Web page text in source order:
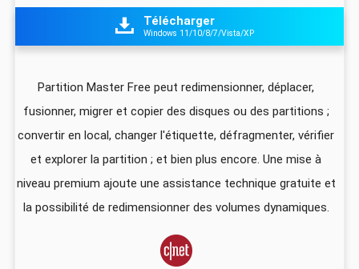
 Télécharger
Windows 11/10/8/7/Vista/XP
Partition Master Free peut redimensionner, déplacer,
fusionner, migrer et copier des disques ou des partitions ;
convertir en local, changer l'étiquette, défragmenter, vérifier
et explorer la partition ; et bien plus encore. Une mise à
niveau premium ajoute une assistance technique gratuite et
la possibilité de redimensionner des volumes dynamiques.
